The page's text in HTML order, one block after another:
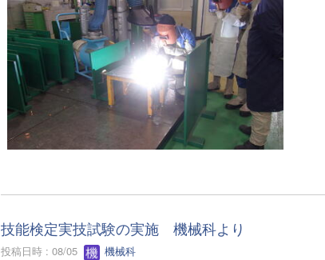
技能検定実技試験の実施 機械科より
投稿日時 : 08/05 機械科